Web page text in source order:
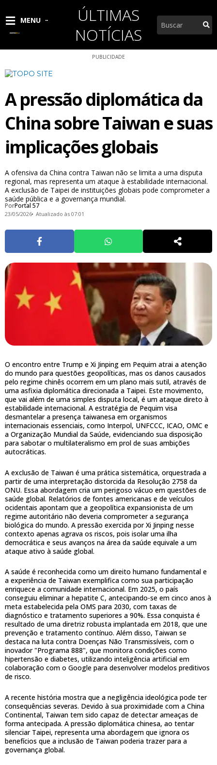
MENU
ÚLTIMAS
NOTÍCIAS
Pesquisar
PUBLICIDADE
A pressão diplomática da
China sobre Taiwan e suas
implicações globais
A ofensiva da China contra Taiwan não se limita a uma disputa
regional, mas representa um ataque à estabilidade internacional.
A exclusão de Taipei de instituições globais pode comprometer a
saúde pública e a governança mundial.
PorPortal 57
23/05/2026 Atualizado às 07:01
O encontro entre Trump e Xi Jinping em Pequim atrai a atenção
do mundo para questões geopolíticas, mas os danos causados
pelo regime chinês ocorrem em um plano mais sutil, através de
uma asfixia diplomática direcionada a Taipei. Este movimento,
que vai além de uma simples disputa local, é um ataque direto à
estabilidade internacional. A estratégia de Pequim visa
desmantelar a presença taiwanesa em organismos
internacionais essenciais, como Interpol, UNFCCC, ICAO, OMC e
a Organização Mundial da Saúde, evidenciando sua disposição
para sabotar o multilateralismo em prol de suas ambições
autocráticas.
A exclusão de Taiwan é uma prática sistemática, orquestrada a
partir de uma interpretação distorcida da Resolução 2758 da
ONU. Essa abordagem cria um perigoso vácuo em questões de
saúde global. Relatórios de fontes americanas e de veículos
ocidentais apontam que a geopolítica expansionista de um
regime autoritário não deveria comprometer a segurança
biológica do mundo. A pressão exercida por Xi Jinping nesse
contexto apenas agrava os riscos, pois isolar uma ilha
democrática e seus avanços na área da saúde equivale a um
ataque ativo à saúde global.
A saúde é reconhecida como um direito humano fundamental e
a experiência de Taiwan exemplifica como sua participação
enriquece a comunidade internacional. Em 2025, o país
conseguiu eliminar a hepatite C, antecipando-se em cinco anos à
meta estabelecida pela OMS para 2030, com taxas de
diagnóstico e tratamento superiores a 90%. Essa conquista é
resultado de uma diretriz robusta implantada em 2018, que une
prevenção e tratamento contínuo. Além disso, Taiwan se
destaca na luta contra Doenças Não Transmissíveis, com o
inovador "Programa 888", que monitora condições como
hipertensão e diabetes, utilizando inteligência artificial em
colaboração com o Google para desenvolver modelos preditivos
de risco.
A recente história mostra que a negligência ideológica pode ter
consequências severas. Devido à sua proximidade com a China
Continental, Taiwan tem sido capaz de detectar ameaças de
forma antecipada. A pressão diplomática chinesa, ao tentar
silenciar Taipei, representa uma abordagem que ignora os
benefícios que a inclusão de Taiwan poderia trazer para a
governança global.